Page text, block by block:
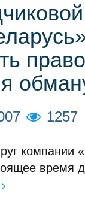
1257
компании
время